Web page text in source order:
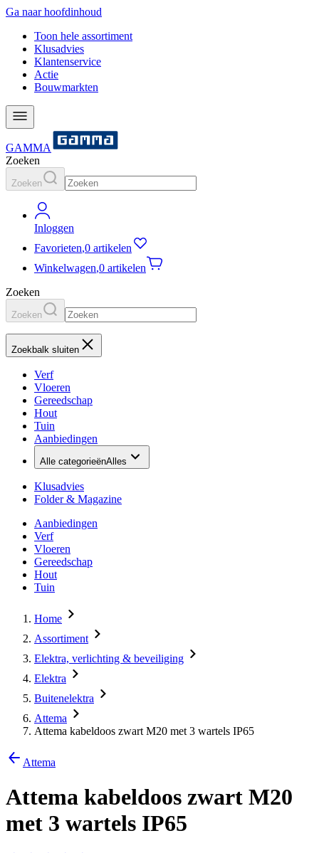
Ga naar hoofdinhoud
Toon hele assortiment
Klusadvies
Klantenservice
Actie
Bouwmarkten
GAMMA
Zoeken
Zoeken
Inloggen
Favorieten,0 artikelen
Winkelwagen,0 artikelen
Zoeken
Zoeken
Zoekbalk sluiten
Verf
Vloeren
Gereedschap
Hout
Tuin
Aanbiedingen
Alle categorieënAlles
Klusadvies
Folder & Magazine
Aanbiedingen
Verf
Vloeren
Gereedschap
Hout
Tuin
Home
Assortiment
Elektra, verlichting & beveiliging
Elektra
Buitenelektra
Attema
Attema kabeldoos zwart M20 met 3 wartels IP65
Attema
Attema kabeldoos zwart M20
met 3 wartels IP65